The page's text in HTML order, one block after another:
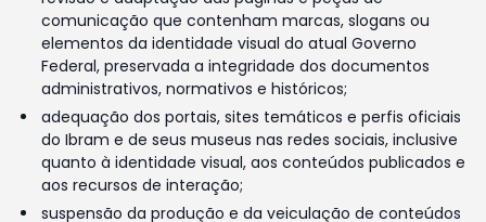
comunicação que contenham marcas, slogans ou
elementos da identidade visual do atual Governo
Federal, preservada a integridade dos documentos
administrativos, normativos e históricos;
adequação dos portais, sites temáticos e perfis oficiais
do Ibram e de seus museus nas redes sociais, inclusive
quanto à identidade visual, aos conteúdos publicados e
aos recursos de interação;
suspensão da produção e da veiculação de conteúdos